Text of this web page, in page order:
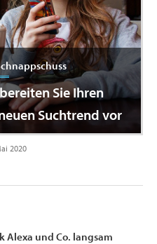
Sie Ihren
Suchtrend vor
2020
Alexa und Co. langsam